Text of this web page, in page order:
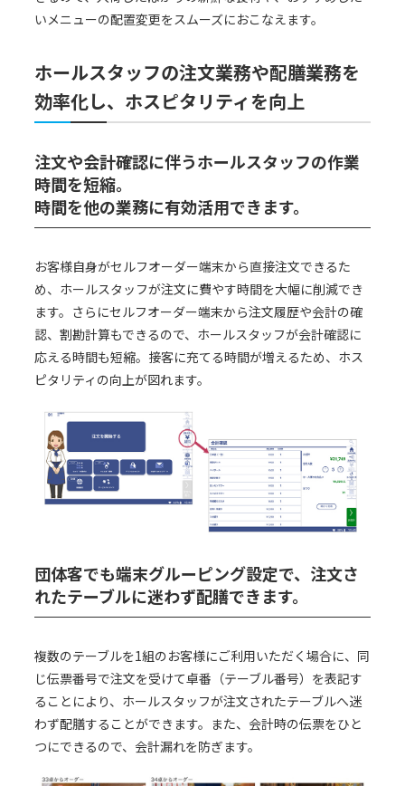
いメニューの配置変更をスムーズにおこなえます。
ホールスタッフの注文業務や配膳業務を
効率化し、ホスピタリティを向上
注文や会計確認に伴うホールスタッフの作業
時間を短縮。
時間を他の業務に有効活用できます。
お客様自身がセルフオーダー端末から直接注文できるた
め、ホールスタッフが注文に費やす時間を大幅に削減でき
ます。さらにセルフオーダー端末から注文履歴や会計の確
認、割勘計算もできるので、ホールスタッフが会計確認に
応える時間も短縮。接客に充てる時間が増えるため、ホス
ピタリティの向上が図れます。
団体客でも端末グルーピング設定で、注文さ
れたテーブルに迷わず配膳できます。
複数のテーブルを1組のお客様にご利用いただく場合に、同
じ伝票番号で注文を受けて卓番（テーブル番号）を表記す
ることにより、ホールスタッフが注文されたテーブルへ迷
わず配膳することができます。また、会計時の伝票をひと
つにできるので、会計漏れを防ぎます。